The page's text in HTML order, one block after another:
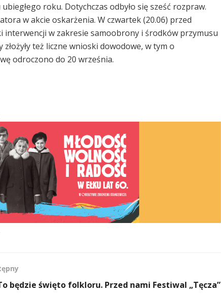
roku. Dotychczas odbyło się sześć rozpraw.
w akcie oskarżenia. W czwartek (20.06) przed
interwencji w zakresie samoobrony i środków przymusu
też liczne wnioski dowodowe, w tym o
odroczono do 20 września.
będzie święto folkloru. Przed nami Festiwal „Tęcza”